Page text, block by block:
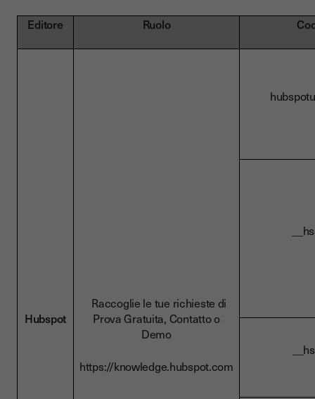
Editore
Ruolo
Hubspot
Raccoglie le tue richieste di
Prova Gratuita, Contatto o
Demo
https://knowledge.hubspot.com